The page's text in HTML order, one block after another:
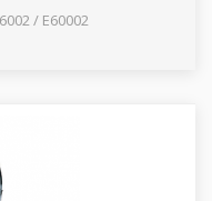
/ E60002